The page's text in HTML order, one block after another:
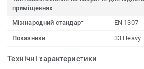
приміщеннях
Міжнародний стандарт
EN 1307
Показники 33 Heavy
Технічні характеристики